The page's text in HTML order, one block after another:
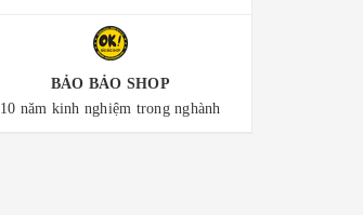
BẢO BẢO SHOP
10 năm kinh nghiệm trong nghành